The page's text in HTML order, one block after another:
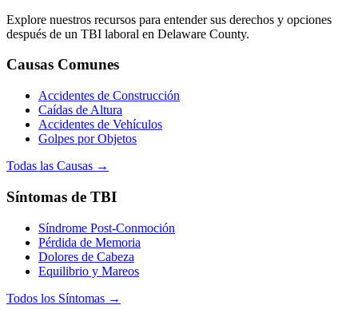
Explore nuestros recursos para entender sus derechos y opciones
después de un TBI laboral en Delaware County.
Causas Comunes
Accidentes de Construcción
Caídas de Altura
Accidentes de Vehículos
Golpes por Objetos
Todas las Causas →
Síntomas de TBI
Síndrome Post-Conmoción
Pérdida de Memoria
Dolores de Cabeza
Equilibrio y Mareos
Todos los Síntomas →